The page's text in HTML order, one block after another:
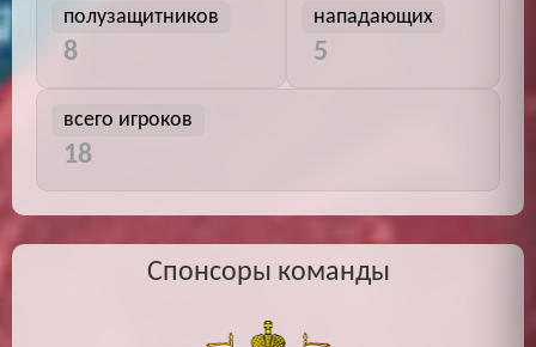
полузащитников
8
нападающих
5
всего игроков
18
Спонсоры команды